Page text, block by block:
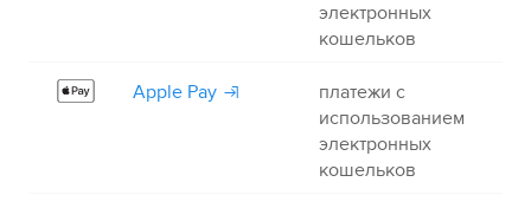
электронных
кошельков
Apple Pay
платежи с
использованием
электронных
кошельков